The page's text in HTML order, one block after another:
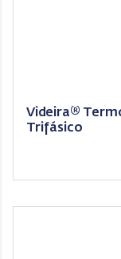
Videira®
Trifásico